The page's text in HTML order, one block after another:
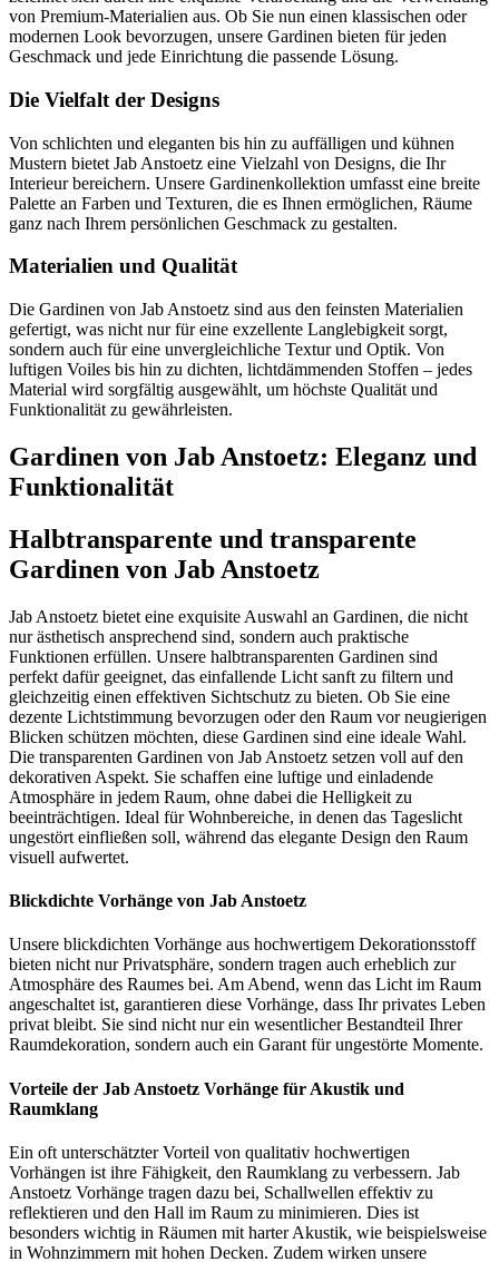
von Premium-Materialien aus. Ob Sie nun einen klassischen oder
modernen Look bevorzugen, unsere Gardinen bieten für jeden
Geschmack und jede Einrichtung die passende Lösung.
Die Vielfalt der Designs
Von schlichten und eleganten bis hin zu auffälligen und kühnen
Mustern bietet Jab Anstoetz eine Vielzahl von Designs, die Ihr
Interieur bereichern. Unsere Gardinenkollektion umfasst eine breite
Palette an Farben und Texturen, die es Ihnen ermöglichen, Räume
ganz nach Ihrem persönlichen Geschmack zu gestalten.
Materialien und Qualität
Die Gardinen von Jab Anstoetz sind aus den feinsten Materialien
gefertigt, was nicht nur für eine exzellente Langlebigkeit sorgt,
sondern auch für eine unvergleichliche Textur und Optik. Von
luftigen Voiles bis hin zu dichten, lichtdämmenden Stoffen – jedes
Material wird sorgfältig ausgewählt, um höchste Qualität und
Funktionalität zu gewährleisten.
Gardinen von Jab Anstoetz: Eleganz und
Funktionalität
Halbtransparente und transparente
Gardinen von Jab Anstoetz
Jab Anstoetz bietet eine exquisite Auswahl an Gardinen, die nicht
nur ästhetisch ansprechend sind, sondern auch praktische
Funktionen erfüllen. Unsere halbtransparenten Gardinen sind
perfekt dafür geeignet, das einfallende Licht sanft zu filtern und
gleichzeitig einen effektiven Sichtschutz zu bieten. Ob Sie eine
dezente Lichtstimmung bevorzugen oder den Raum vor neugierigen
Blicken schützen möchten, diese Gardinen sind eine ideale Wahl.
Die transparenten Gardinen von Jab Anstoetz setzen voll auf den
dekorativen Aspekt. Sie schaffen eine luftige und einladende
Atmosphäre in jedem Raum, ohne dabei die Helligkeit zu
beeinträchtigen. Ideal für Wohnbereiche, in denen das Tageslicht
ungestört einfließen soll, während das elegante Design den Raum
visuell aufwertet.
Blickdichte Vorhänge von Jab Anstoetz
Unsere blickdichten Vorhänge aus hochwertigem Dekorationsstoff
bieten nicht nur Privatsphäre, sondern tragen auch erheblich zur
Atmosphäre des Raumes bei. Am Abend, wenn das Licht im Raum
angeschaltet ist, garantieren diese Vorhänge, dass Ihr privates Leben
privat bleibt. Sie sind nicht nur ein wesentlicher Bestandteil Ihrer
Raumdekoration, sondern auch ein Garant für ungestörte Momente.
Vorteile der Jab Anstoetz Vorhänge für Akustik und
Raumklang
Ein oft unterschätzter Vorteil von qualitativ hochwertigen
Vorhängen ist ihre Fähigkeit, den Raumklang zu verbessern. Jab
Anstoetz Vorhänge tragen dazu bei, Schallwellen effektiv zu
reflektieren und den Hall im Raum zu minimieren. Dies ist
besonders wichtig in Räumen mit harter Akustik, wie beispielsweise
in Wohnzimmern mit hohen Decken. Zudem wirken unsere